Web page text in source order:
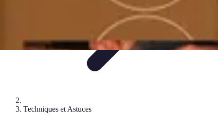
Techniques et Astuces